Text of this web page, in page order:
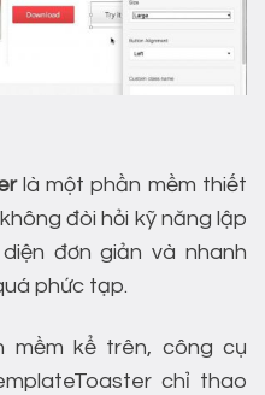
là một phần mềm thiết
đòi hỏi kỹ năng lập
đơn giản và nhanh
phức tạp.
mềm kể trên, công cụ
chỉ thao